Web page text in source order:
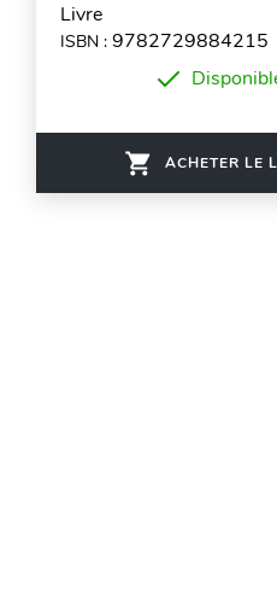
Livre
ISBN : 9782729884215
ACHETER LE